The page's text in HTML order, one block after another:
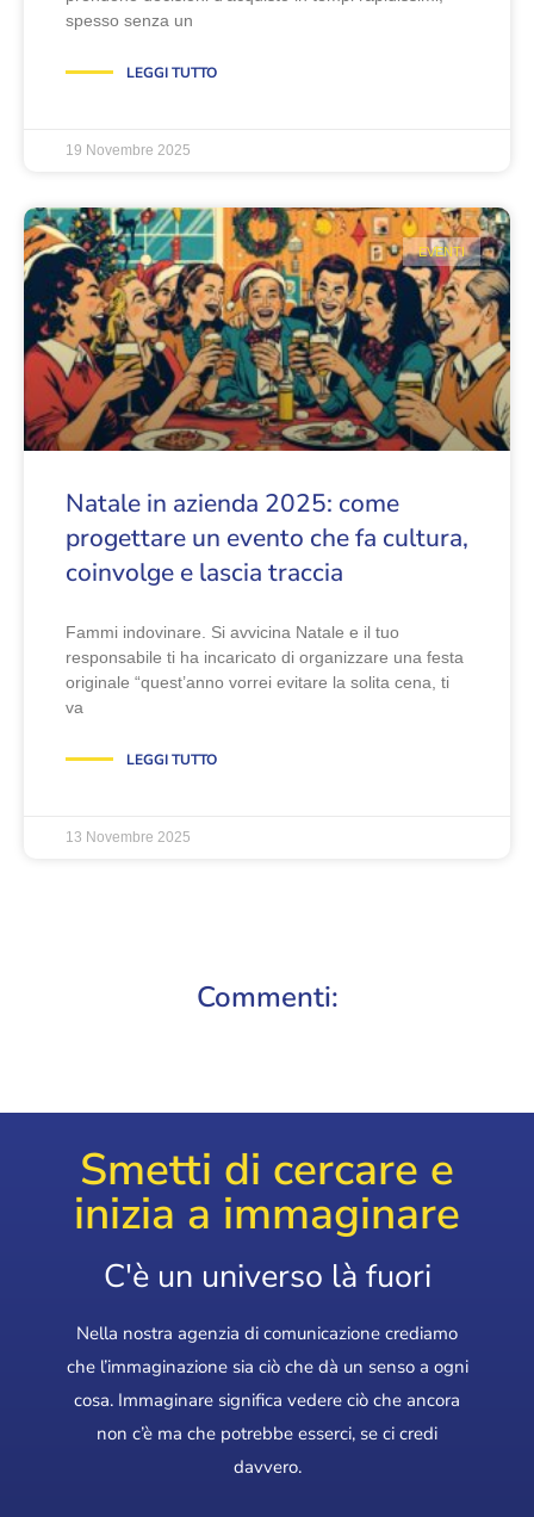
spesso senza un
LEGGI TUTTO
19 Novembre 2025
EVENTI
Natale in azienda 2025: come
progettare un evento che fa cultura,
coinvolge e lascia traccia
Fammi indovinare. Si avvicina Natale e il tuo
responsabile ti ha incaricato di organizzare una festa
originale “quest’anno vorrei evitare la solita cena, ti
va
LEGGI TUTTO
13 Novembre 2025
Commenti:
Smetti di cercare e
inizia a immaginare
C'è un universo là fuori
Nella nostra agenzia di comunicazione crediamo
che l’immaginazione sia ciò che dà un senso a ogni
cosa. Immaginare significa vedere ciò che ancora
non c’è ma che potrebbe esserci, se ci credi
davvero.